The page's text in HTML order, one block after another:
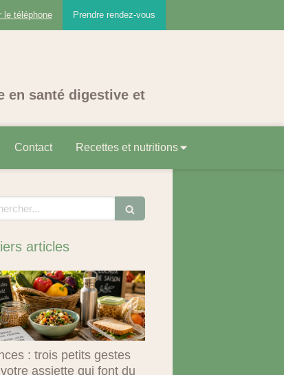
Prendre rendez-vous
le téléphone
en santé digestive et
Contact Recettes et nutritions
articles
: trois petits gestes
assiette qui font du